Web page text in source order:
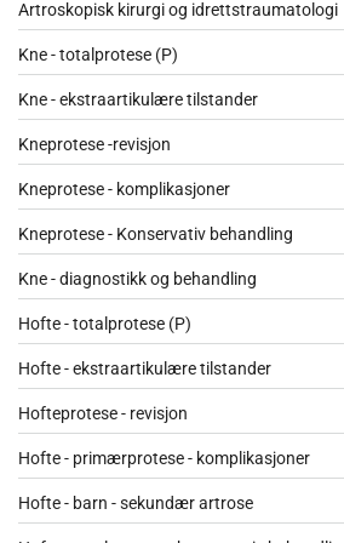
Artroskopisk kirurgi og idrettstraumatologi
Kne - totalprotese (P)
Kne - ekstraartikulære tilstander
Kneprotese -revisjon
Kneprotese - komplikasjoner
Kneprotese - Konservativ behandling
Kne - diagnostikk og behandling
Hofte - totalprotese (P)
Hofte - ekstraartikulære tilstander
Hofteprotese - revisjon
Hofte - primærprotese - komplikasjoner
Hofte - barn - sekundær artrose